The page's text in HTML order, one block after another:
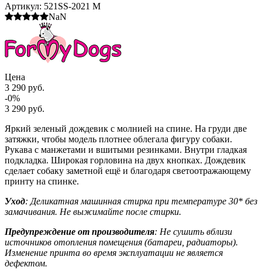
Артикул: 521SS-2021 M
NaN
Цена
3 290 руб.
-0%
3 290 руб.
Яркий зеленый дождевик с молнией на спине. На груди две
затяжки, чтобы модель плотнее облегала фигуру собаки.
Рукава с манжетами и вшитыми резинками. Внутри гладкая
подкладка. Широкая горловина на двух кнопках. Дождевик
сделает собаку заметной ещё и благодаря светоотражающему
принту на спинке.
Уход: Деликатная машинная стирка при температуре 30* без
замачивания. Не выжимайте после стирки.
Предупреждение от производителя: Не сушить вблизи
источников отопления помещения (батареи, радиаторы).
Изменение принта во время эксплуатации не является
дефектом.